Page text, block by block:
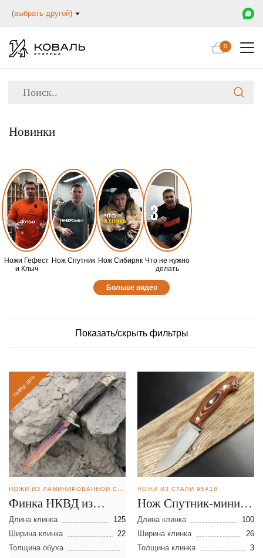
(выбрать другой)
0
Новинки
Ножи Гефест
и Клыч
Нож Спутник Нож Сибиряк Что не нужно
делать
Больше видео
Показать/скрыть фильтры
товар дня
НОЖИ ИЗ ЛАМИНИРОВАННОЙ СТАЛИ
Финка НКВД из
ламинированной
стали
Длина клинка
125
Ширина клинка
22
Толщина обуха
НОЖИ ИЗ СТАЛИ 95Х18
Нож Спутник-мини из
стали 95Х18
Длина клинка
100
Ширина клинка
26
Толщина клинка
3